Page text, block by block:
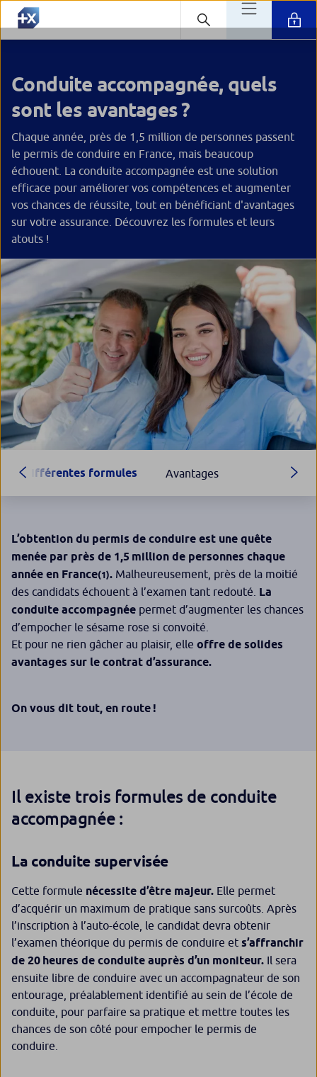
Conduite accompagnée, quels
sont les avantages ?
Chaque année, près de 1,5 million de personnes passent
le permis de conduire en France, mais beaucoup
échouent. La conduite accompagnée est une solution
efficace pour améliorer vos compétences et augmenter
vos chances de réussite, tout en bénéficiant d'avantages
sur votre assurance. Découvrez les formules et leurs
atouts !
Différentes formules Avantages
L’obtention du permis de conduire est une quête
menée par près de 1,5 million de personnes chaque
année en France(1). Malheureusement, près de la moitié
des candidats échouent à l’examen tant redouté. La
conduite accompagnée permet d’augmenter les chances
d’empocher le sésame rose si convoité.
Et pour ne rien gâcher au plaisir, elle offre de solides
avantages sur le contrat d’assurance.
On vous dit tout, en route !
Il existe trois formules de conduite
accompagnée :
La conduite supervisée
Cette formule nécessite d’être majeur. Elle permet
d’acquérir un maximum de pratique sans surcoûts. Après
l’inscription à l’auto-école, le candidat devra obtenir
l’examen théorique du permis de conduire et s’affranchir
de 20 heures de conduite auprès d’un moniteur. Il sera
ensuite libre de conduire avec un accompagnateur de son
entourage, préalablement identifié au sein de l’école de
conduite, pour parfaire sa pratique et mettre toutes les
chances de son côté pour empocher le permis de
conduire.